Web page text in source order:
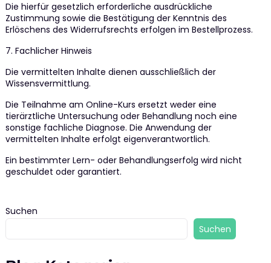
Die hierfür gesetzlich erforderliche ausdrückliche
Zustimmung sowie die Bestätigung der Kenntnis des
Erlöschens des Widerrufsrechts erfolgen im Bestellprozess.
7. Fachlicher Hinweis
Die vermittelten Inhalte dienen ausschließlich der
Wissensvermittlung.
Die Teilnahme am Online-Kurs ersetzt weder eine
tierärztliche Untersuchung oder Behandlung noch eine
sonstige fachliche Diagnose. Die Anwendung der
vermittelten Inhalte erfolgt eigenverantwortlich.
Ein bestimmter Lern- oder Behandlungserfolg wird nicht
geschuldet oder garantiert.
Suchen
Suchen